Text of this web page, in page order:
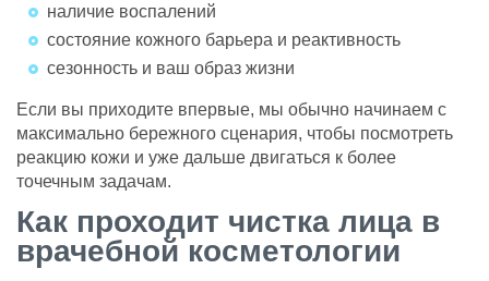
наличие воспалений
состояние кожного барьера и реактивность
сезонность и ваш образ жизни
Если вы приходите впервые, мы обычно начинаем с
максимально бережного сценария, чтобы посмотреть
реакцию кожи и уже дальше двигаться к более
точечным задачам.
Как проходит чистка лица в
врачебной косметологии